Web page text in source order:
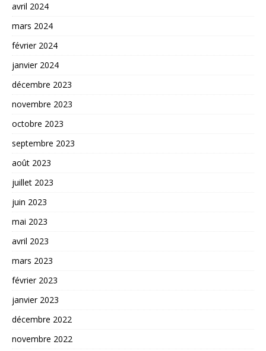
avril 2024
mars 2024
février 2024
janvier 2024
décembre 2023
novembre 2023
octobre 2023
septembre 2023
août 2023
juillet 2023
juin 2023
mai 2023
avril 2023
mars 2023
février 2023
janvier 2023
décembre 2022
novembre 2022